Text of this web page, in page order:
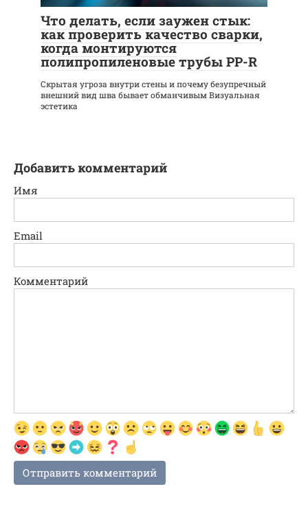
Что делать, если заужен стык:
как проверить качество сварки,
когда монтируются
полипропиленовые трубы PP-R
Скрытая угроза внутри стены и почему безупречный
внешний вид шва бывает обманчивым Визуальная
эстетика
Добавить комментарий
Имя
Email
Комментарий